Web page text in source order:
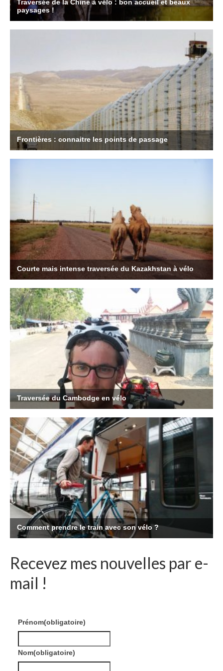
Recevez mes nouvelles par e-
mail !
Prénom(obligatoire)
Nom(obligatoire)